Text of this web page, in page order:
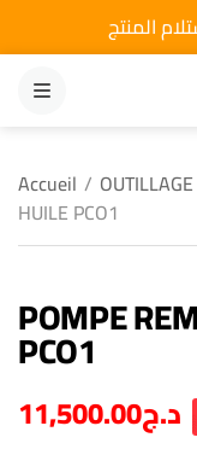
المنتج
MENU
Accueil /
HUILE PCO1
POMPE
PCO1
د.ج11,500.00